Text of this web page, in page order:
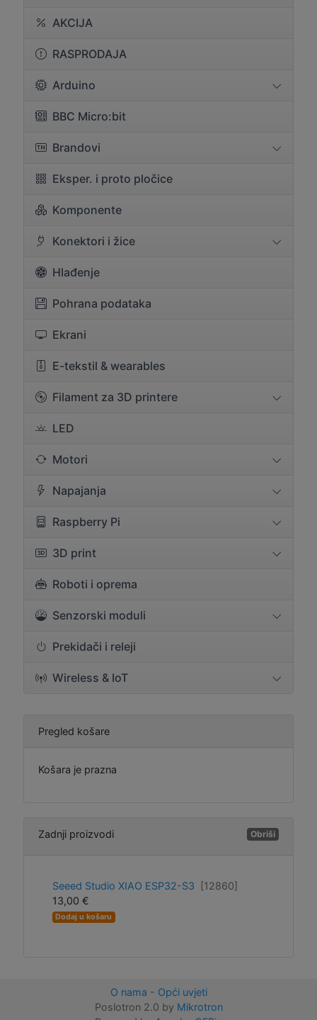
AKCIJA
RASPRODAJA
Arduino
BBC Micro:bit
Brandovi
Eksper. i proto pločice
Komponente
Konektori i žice
Hlađenje
Pohrana podataka
Ekrani
E-tekstil & wearables
Filament za 3D printere
LED
Motori
Napajanja
Raspberry Pi
3D print
Roboti i oprema
Senzorski moduli
Prekidači i releji
Wireless & IoT
Pregled košare
Košara je prazna
Zadnji proizvodi Obriši
Seeed Studio XIAO ESP32-S3
[12860]
13,00 €
Dodaj u košaru
O nama - Opći uvjeti
Poslotron 2.0 by Mikrotron